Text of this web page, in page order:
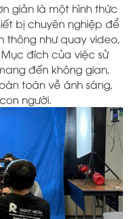
giản là một hình thức
bị chuyên nghiệp để
thông như quay video,
đích của việc sử
đến không gian,
toàn về ánh sáng,
người.